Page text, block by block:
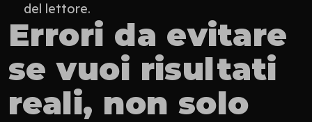
del lettore.
Errori da evitare
se vuoi risultati
reali, non solo